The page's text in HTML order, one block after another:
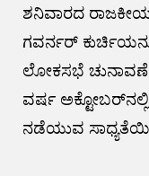
ಶನಿವಾರದ
ಗವರ್ನರ್
ಲೋಕಸಭೆ
ವರ್ಷ
ನಡೆಯುವ